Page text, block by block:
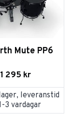
Mute PP6
1 295 kr
leveranstid
3 vardagar